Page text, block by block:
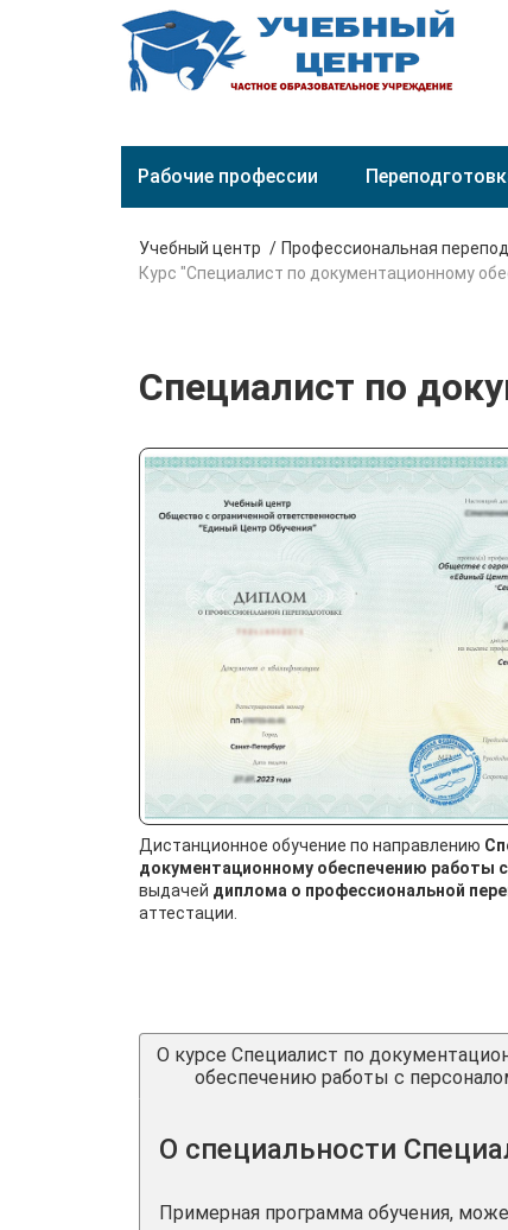
Рабочие профессии
Учебный центр Профессиональная
Курс "Специалист по документационному
Специалист по
Дистанционное обучение по направлению
документационному обеспечению работы
выдачей диплома о профессиональной
аттестации.
О курсе Специалист по
обеспечению работы с
О специальности
Примерная программа обучения,